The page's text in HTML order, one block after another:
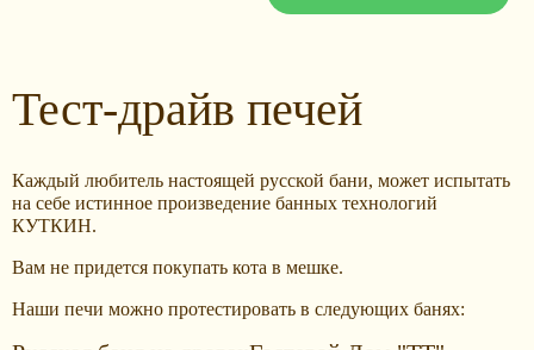
Тест-драйв печей
Каждый любитель настоящей русской бани, может испытать
на себе истинное произведение банных технологий
КУТКИН.
Вам не придется покупать кота в мешке.
Наши печи можно протестировать в следующих банях: